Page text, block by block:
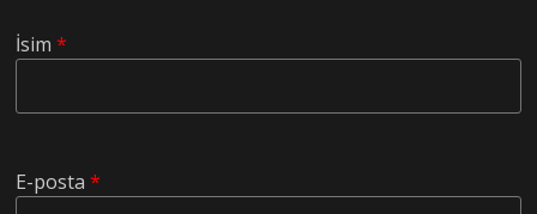
İsim*
E-posta*